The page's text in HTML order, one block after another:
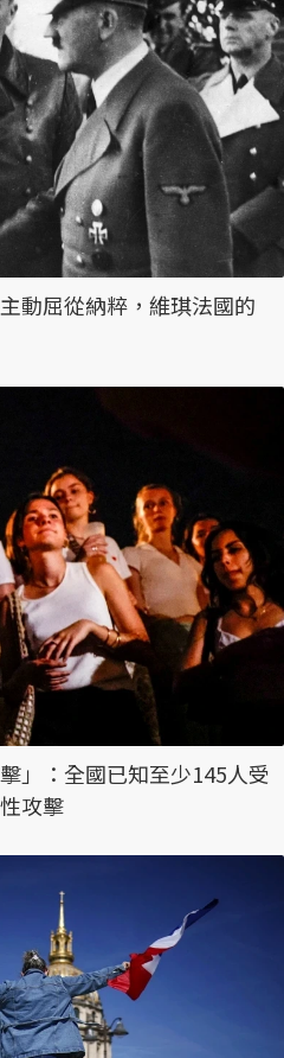
動屈從納粹，維琪法國的
」：全國已知至少145人受
攻擊